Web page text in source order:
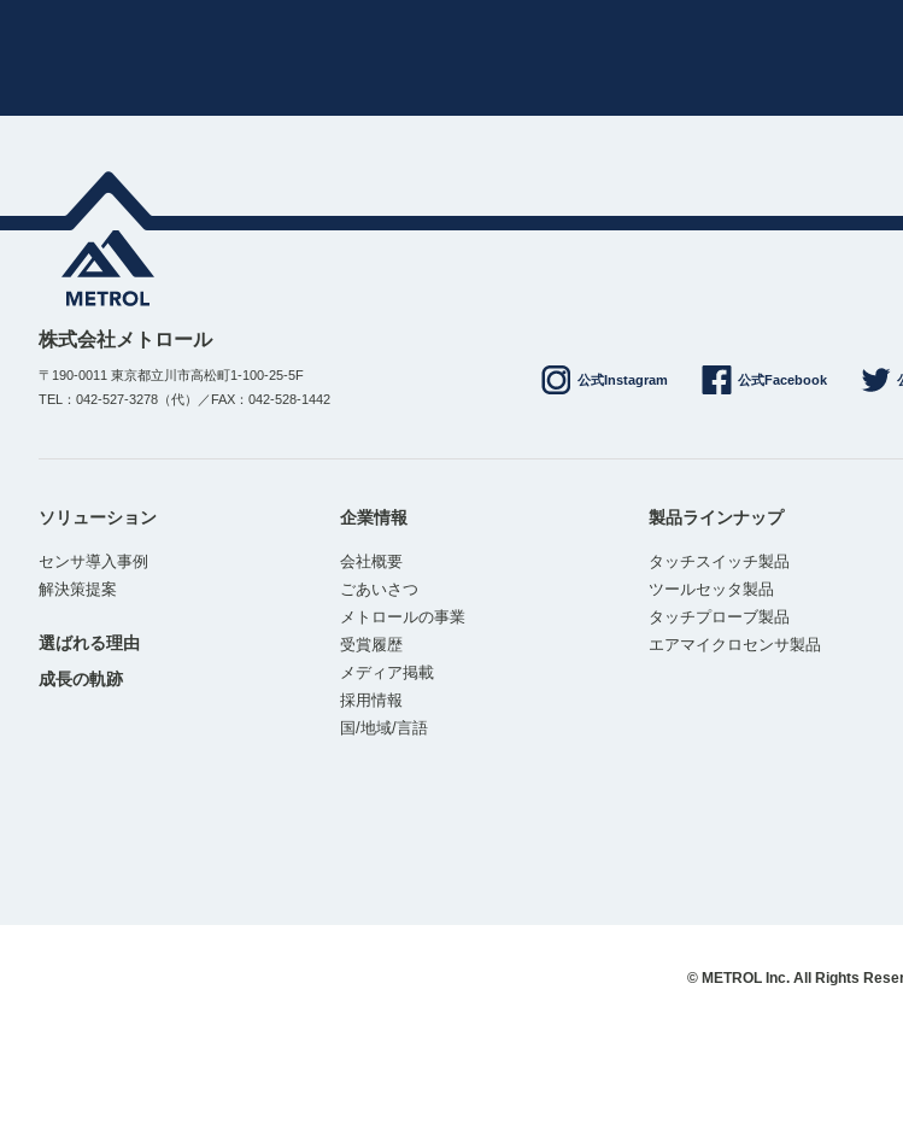
株式会社メトロール
〒190-0011 東京都立川市高松町1-100-25-5F
TEL：042-527-3278（代）／FAX：042-528-1442
公式Instagram 公式Facebook
ソリューション
センサ導入事例
解決策提案
選ばれる理由
成長の軌跡
企業情報
会社概要
ごあいさつ
メトロールの事業
受賞履歴
メディア掲載
採用情報
国/地域/言語
製品ラインナップ
タッチスイッチ製品
ツールセッタ製品
タッチプローブ製品
エアマイクロセンサ製品
© METROL Inc. All Rights